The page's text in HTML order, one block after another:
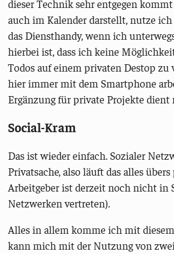
dieser Technik sehr entgegen
auch im Kalender darstellt, nutze
das Diensthandy, wenn ich
hierbei ist, dass ich keine
Todos auf einem privaten Destop zu
hier immer mit dem Smartphone
Ergänzung für private Projekte
Social-Kram
Das ist wieder einfach. Sozialer
Privatsache, also läuft das alles
Arbeitgeber ist derzeit noch nicht in
Netzwerken vertreten).
Alles in allem komme ich mit
kann mich mit der Nutzung von